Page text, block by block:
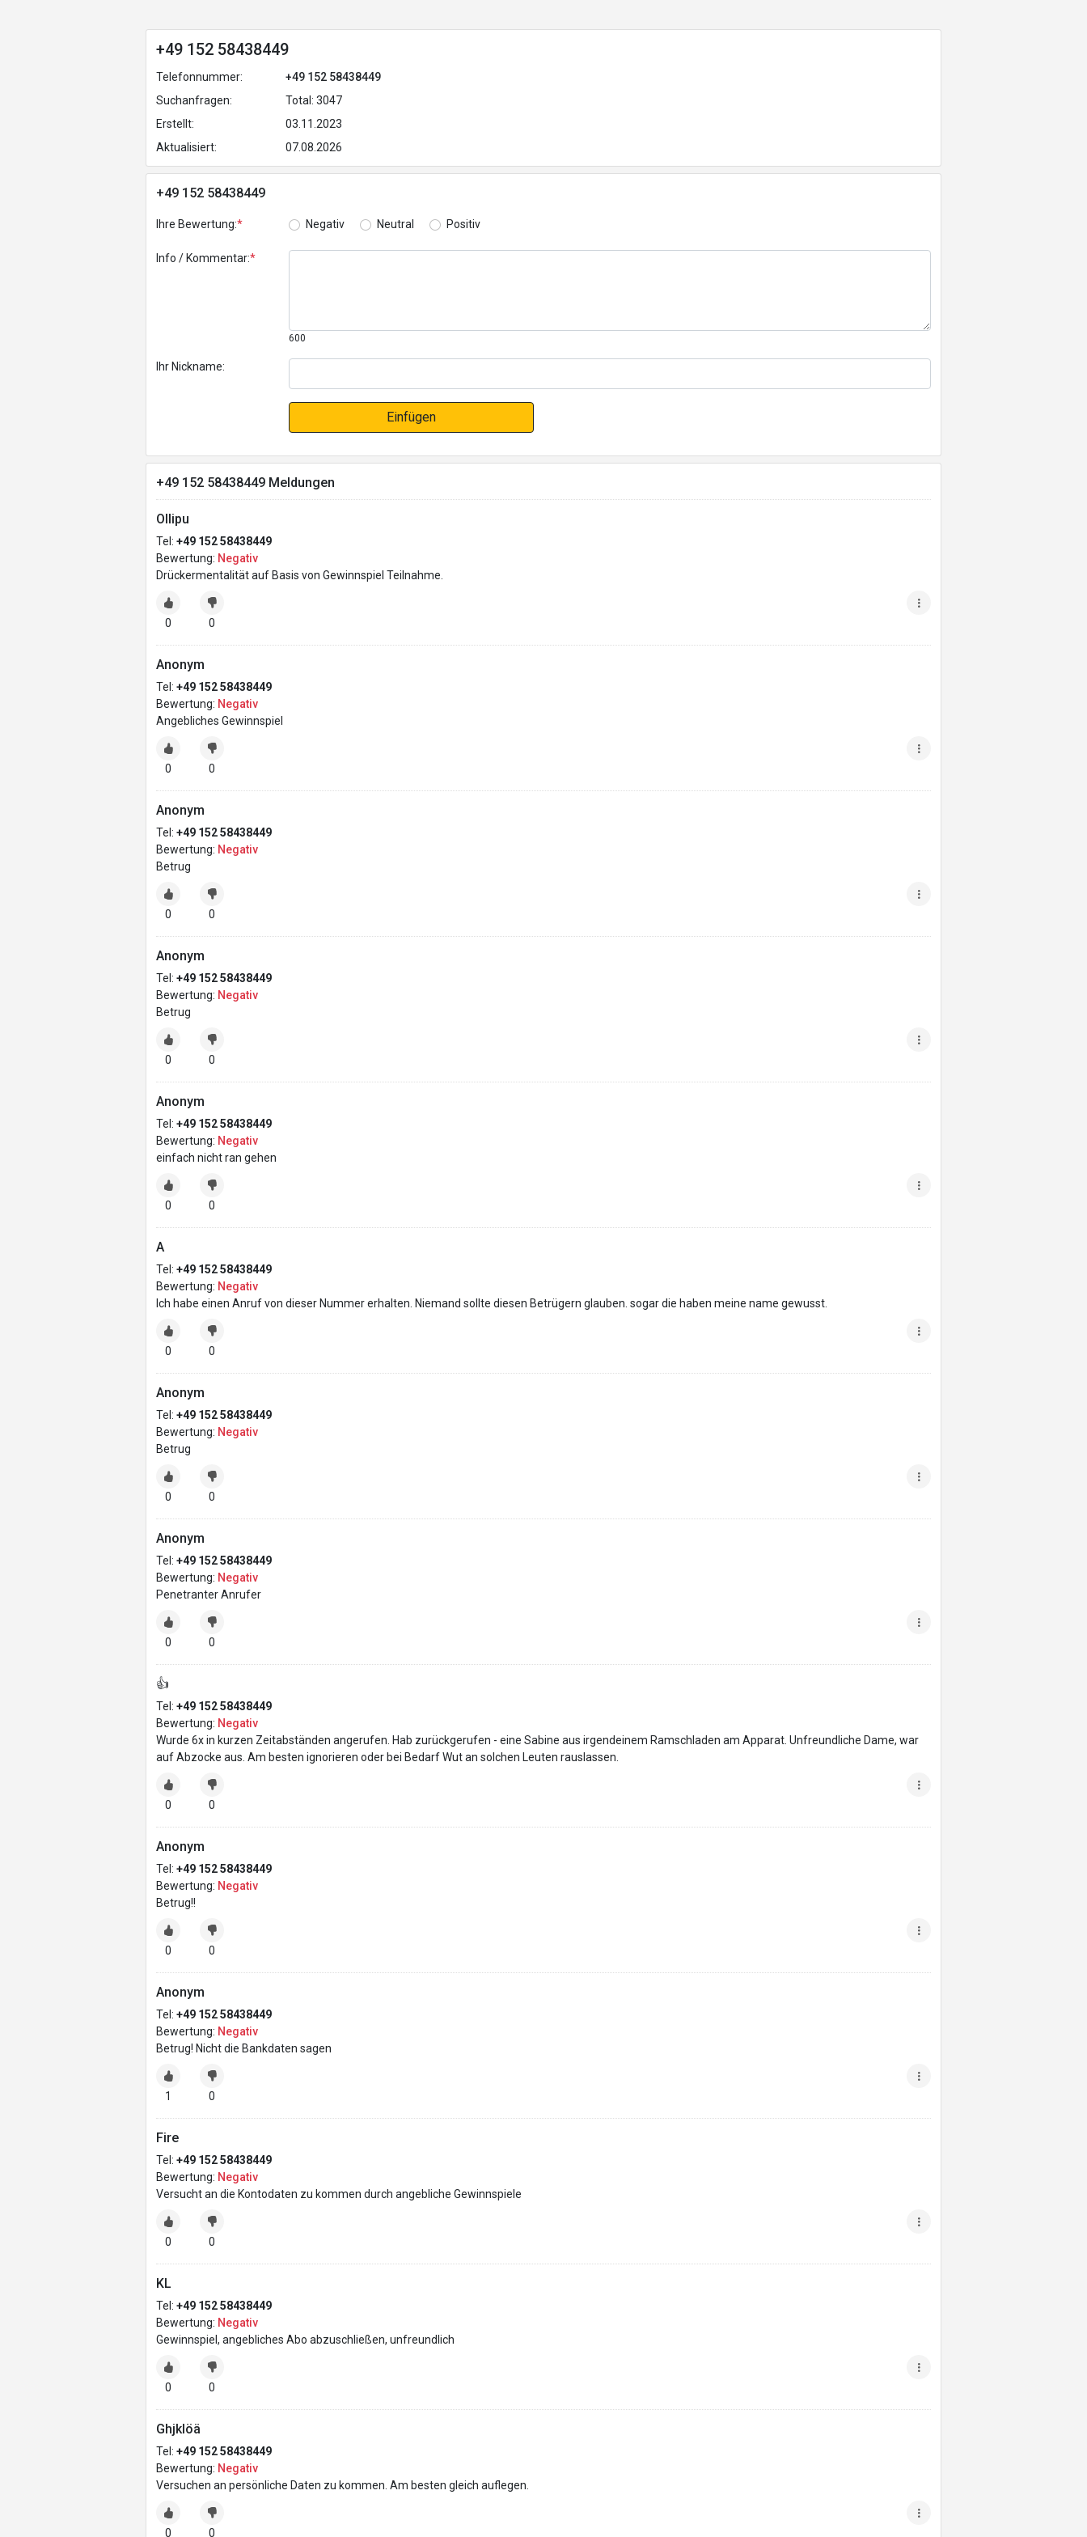
+49 152 58438449
Telefonnummer:
+49 152 58438449
Suchanfragen:
Total: 3047
Erstellt:
03.11.2023
Aktualisiert:
07.08.2026
+49 152 58438449
Ihre Bewertung:* Negativ Neutral Positiv
Info / Kommentar:*
600
Ihr Nickname:
Einfügen
+49 152 58438449 Meldungen
Ollipu
Tel: +49 152 58438449
Bewertung: Negativ
Drückermentalität auf Basis von Gewinnspiel Teilnahme.
0 0
Anonym
Tel: +49 152 58438449
Bewertung: Negativ
Angebliches Gewinnspiel
0 0
Anonym
Tel: +49 152 58438449
Bewertung: Negativ
Betrug
0 0
Anonym
Tel: +49 152 58438449
Bewertung: Negativ
Betrug
0 0
Anonym
Tel: +49 152 58438449
Bewertung: Negativ
einfach nicht ran gehen
0 0
A
Tel: +49 152 58438449
Bewertung: Negativ
Ich habe einen Anruf von dieser Nummer erhalten. Niemand sollte diesen Betrügern glauben. sogar die haben meine name gewusst.
0 0
Anonym
Tel: +49 152 58438449
Bewertung: Negativ
Betrug
0 0
Anonym
Tel: +49 152 58438449
Bewertung: Negativ
Penetranter Anrufer
0 0
👍
Tel: +49 152 58438449
Bewertung: Negativ
Wurde 6x in kurzen Zeitabständen angerufen. Hab zurückgerufen - eine Sabine aus irgendeinem Ramschladen am Apparat. Unfreundliche Dame, war
auf Abzocke aus. Am besten ignorieren oder bei Bedarf Wut an solchen Leuten rauslassen.
0 0
Anonym
Tel: +49 152 58438449
Bewertung: Negativ
Betrug!!
0 0
Anonym
Tel: +49 152 58438449
Bewertung: Negativ
Betrug! Nicht die Bankdaten sagen
1 0
Fire
Tel: +49 152 58438449
Bewertung: Negativ
Versucht an die Kontodaten zu kommen durch angebliche Gewinnspiele
0 0
KL
Tel: +49 152 58438449
Bewertung: Negativ
Gewinnspiel, angebliches Abo abzuschließen, unfreundlich
0 0
Ghjklöä
Tel: +49 152 58438449
Bewertung: Negativ
Versuchen an persönliche Daten zu kommen. Am besten gleich auflegen.
0 0